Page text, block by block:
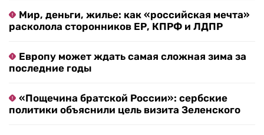
Мир, деньги, жилье: как «российская мечта»
расколола сторонников ЕР, КПРФ и ЛДПР
Европу может ждать самая сложная зима за
последние годы
«Пощечина братской России»: сербские
политики объяснили цель визита Зеленского